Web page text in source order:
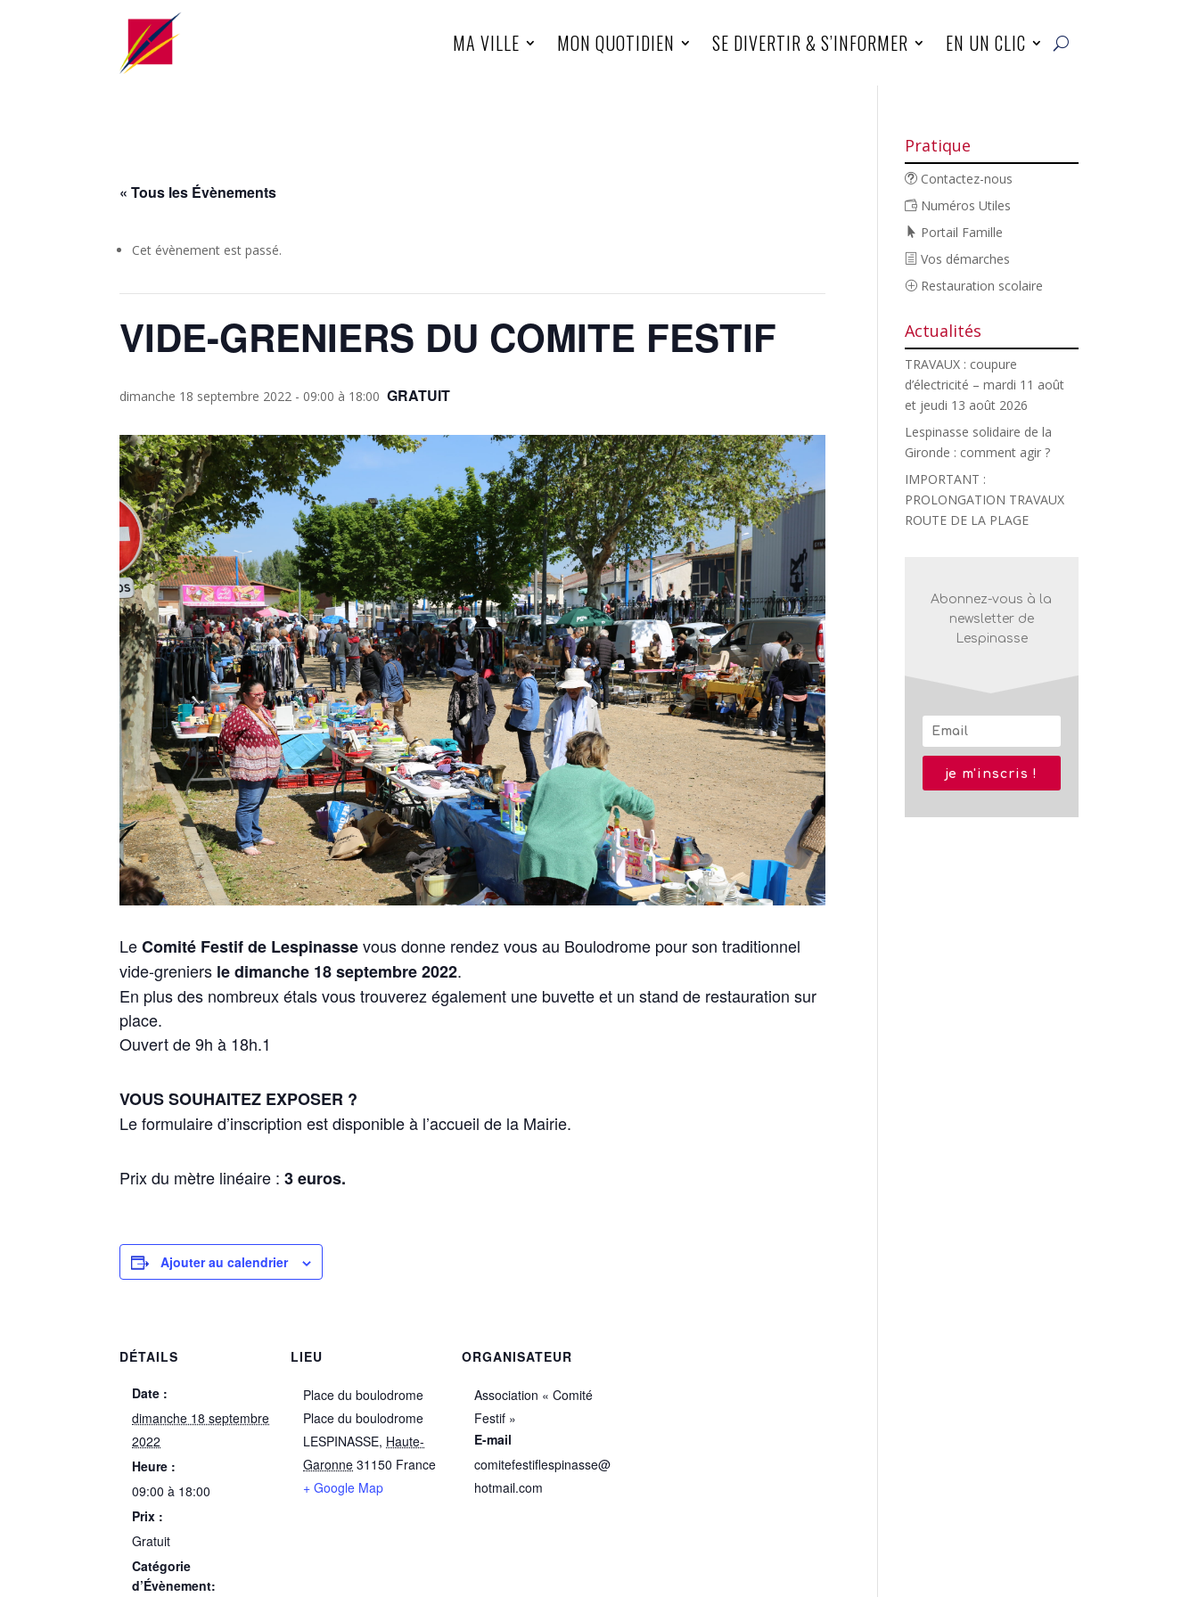
MA VILLE MON QUOTIDIEN SE DIVERTIR & S’INFORMER EN UN CLIC
« Tous les Évènements
Cet évènement est passé.
VIDE-GRENIERS DU COMITE FESTIF
dimanche 18 septembre 2022 - 09:00 à 18:00 GRATUIT
LeComité Festif de Lespinassevous donne rendez vous au Boulodrome pour son traditionnel
vide-greniers le dimanche 18 septembre 2022.
En plus des nombreux étals vous trouverez également une buvette et un stand de restauration sur
place.
Ouvert de 9h à 18h.1
VOUS SOUHAITEZ EXPOSER ?
Le formulaire d’inscription est disponible à l’accueil de la Mairie.
Prix du mètre linéaire : 3 euros.
Ajouter au calendrier
DÉTAILS
Date :
dimanche 18 septembre
2022
Heure :
09:00 à 18:00
Prix :
Gratuit
Catégorie
d’Évènement:
LIEU
Place du boulodrome
Place du boulodrome
LESPINASSE, Haute-
Garonne 31150 France
+ Google Map
ORGANISATEUR
Association « Comité
Festif »
E-mail
comitefestiflespinasse@
hotmail.com
Pratique
Contactez-nous
Numéros Utiles
Portail Famille
Vos démarches
Restauration scolaire
Actualités
TRAVAUX : coupure
d’électricité – mardi 11 août
et jeudi 13 août 2026
Lespinasse solidaire de la
Gironde : comment agir ?
IMPORTANT :
PROLONGATION TRAVAUX
ROUTE DE LA PLAGE
Abonnez-vous à la
newsletter de
Lespinasse
je m'inscris !